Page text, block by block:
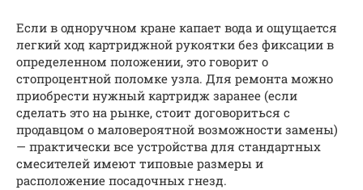
Если в одноручном кране капает вода и ощущается
легкий ход картриджной рукоятки без фиксации в
определенном положении, это говорит о
стопроцентной поломке узла. Для ремонта можно
приобрести нужный картридж заранее (если
сделать это на рынке, стоит договориться с
продавцом о маловероятной возможности замены)
— практически все устройства для стандартных
смесителей имеют типовые размеры и
расположение посадочных гнезд.